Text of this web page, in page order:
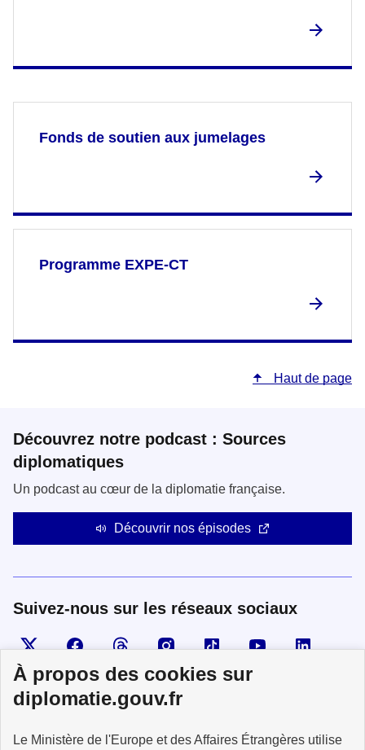
À propos des cookies sur
diplomatie.gouv.fr
Le Ministère de l'Europe et des Affaires Étrangères utilise
Fonds de soutien aux jumelages
Programme EXPE-CT
Haut de page
Découvrez notre podcast : Sources
diplomatiques
Un podcast au cœur de la diplomatie française.
Découvrir nos épisodes
Suivez-nous sur les réseaux sociaux
Visiter la page XSuivez-nous sur Facebook
Visiter le compte Threads
Visiter le compte Instagram
Visiter le compte TikTok
Visiter le
MINISTÈRE
DE L'EUROPE